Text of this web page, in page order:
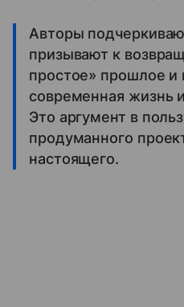
Авторы
призывают к
простое» прошлое и
современная жизнь
Это аргумент в
продуманного
настоящего.